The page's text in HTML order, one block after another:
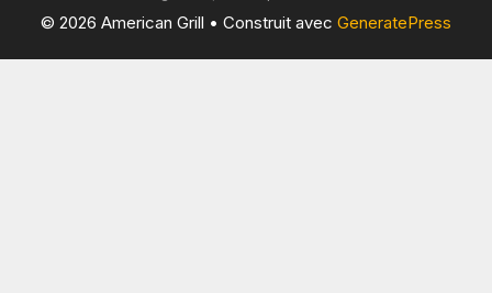
© 2026 American Grill • Construit avec GeneratePress